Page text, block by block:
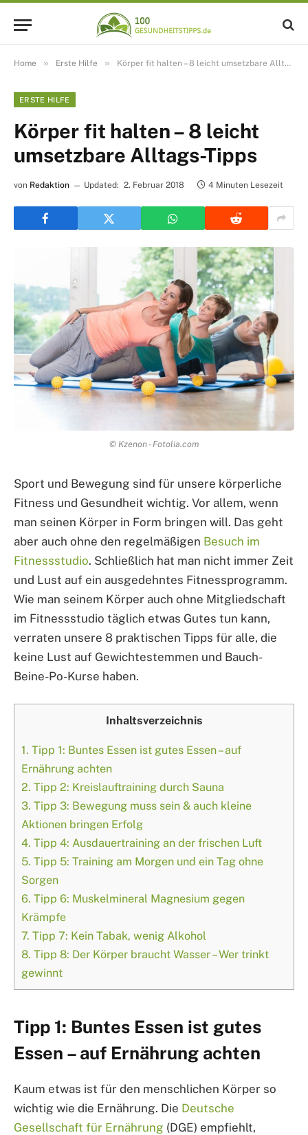
Home » Erste Hilfe » Körper fit halten – 8 leicht umsetzbare Alltags-Tipps
ERSTE HILFE
Körper fit halten – 8 leicht
umsetzbare Alltags-Tipps
von Redaktion Updated: 2. Februar 2018 4 Minuten Lesezeit
© Kzenon - Fotolia.com
Sport und Bewegung sind für unsere körperliche
Fitness und Gesundheit wichtig. Vor allem, wenn
man seinen Körper in Form bringen will. Das geht
aber auch ohne den regelmäßigen Besuch im
Fitnessstudio. Schließlich hat man nicht immer Zeit
und Lust auf ein ausgedehntes Fitnessprogramm.
Wie man seinem Körper auch ohne Mitgliedschaft
im Fitnessstudio täglich etwas Gutes tun kann,
verraten unsere 8 praktischen Tipps für alle, die
keine Lust auf Gewichtestemmen und Bauch-
Beine-Po-Kurse haben.
Inhaltsverzeichnis
1. Tipp 1: Buntes Essen ist gutes Essen – auf
Ernährung achten
2. Tipp 2: Kreislauftraining durch Sauna
3. Tipp 3: Bewegung muss sein & auch kleine
Aktionen bringen Erfolg
4. Tipp 4: Ausdauertraining an der frischen Luft
5. Tipp 5: Training am Morgen und ein Tag ohne
Sorgen
6. Tipp 6: Muskelmineral Magnesium gegen
Krämpfe
7. Tipp 7: Kein Tabak, wenig Alkohol
8. Tipp 8: Der Körper braucht Wasser – Wer trinkt
gewinnt
Tipp 1: Buntes Essen ist gutes
Essen – auf Ernährung achten
Kaum etwas ist für den menschlichen Körper so
wichtig wie die Ernährung. Die Deutsche
Gesellschaft für Ernährung (DGE) empfiehlt,